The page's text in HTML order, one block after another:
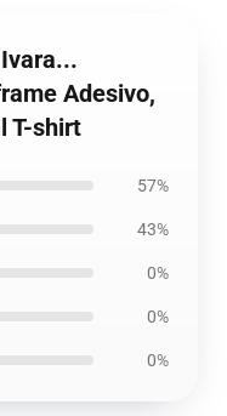
Adesivo,
T-shirt
57%
43%
0%
0%
0%